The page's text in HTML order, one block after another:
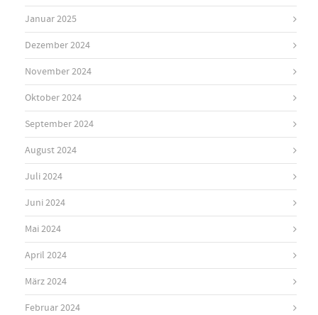
Januar 2025
Dezember 2024
November 2024
Oktober 2024
September 2024
August 2024
Juli 2024
Juni 2024
Mai 2024
April 2024
März 2024
Februar 2024